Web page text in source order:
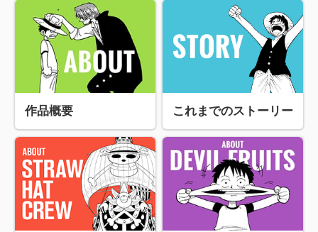
作品概要 これまでのストーリー